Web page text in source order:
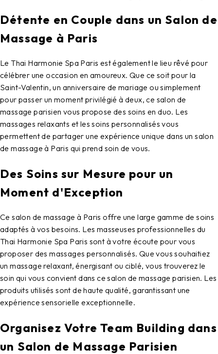
Détente en Couple dans un Salon de
Massage à Paris
Le Thai Harmonie Spa Paris est également le lieu rêvé pour
célébrer une occasion en amoureux. Que ce soit pour la
Saint-Valentin, un anniversaire de mariage ou simplement
pour passer un moment privilégié à deux, ce salon de
massage parisien vous propose des soins en duo. Les
massages relaxants et les soins personnalisés vous
permettent de partager une expérience unique dans un salon
de massage à Paris qui prend soin de vous.
Des Soins sur Mesure pour un
Moment d'Exception
Ce salon de massage à Paris offre une large gamme de soins
adaptés à vos besoins. Les masseuses professionnelles du
Thai Harmonie Spa Paris sont à votre écoute pour vous
proposer des massages personnalisés. Que vous souhaitiez
un massage relaxant, énergisant ou ciblé, vous trouverez le
soin qui vous convient dans ce salon de massage parisien. Les
produits utilisés sont de haute qualité, garantissant une
expérience sensorielle exceptionnelle.
Organisez Votre Team Building dans
un Salon de Massage Parisien